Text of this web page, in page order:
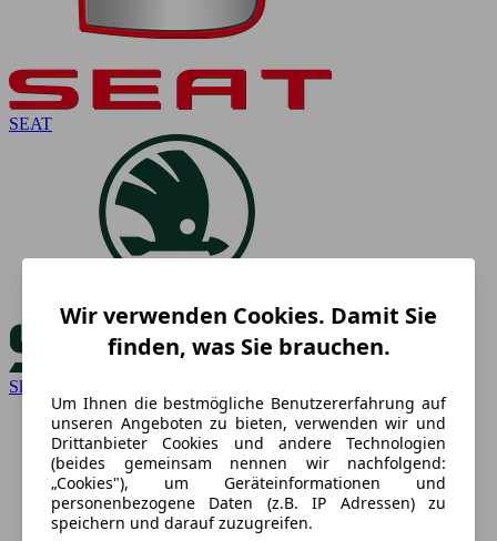
SEAT
Skoda
Wir verwenden Cookies. Damit Sie
finden, was Sie brauchen.
Um Ihnen die bestmögliche Benutzererfahrung auf
unseren Angeboten zu bieten, verwenden wir und
Drittanbieter Cookies und andere Technologien
(beides gemeinsam nennen wir nachfolgend:
„Cookies"), um Geräteinformationen und
personenbezogene Daten (z.B. IP Adressen) zu
speichern und darauf zuzugreifen.